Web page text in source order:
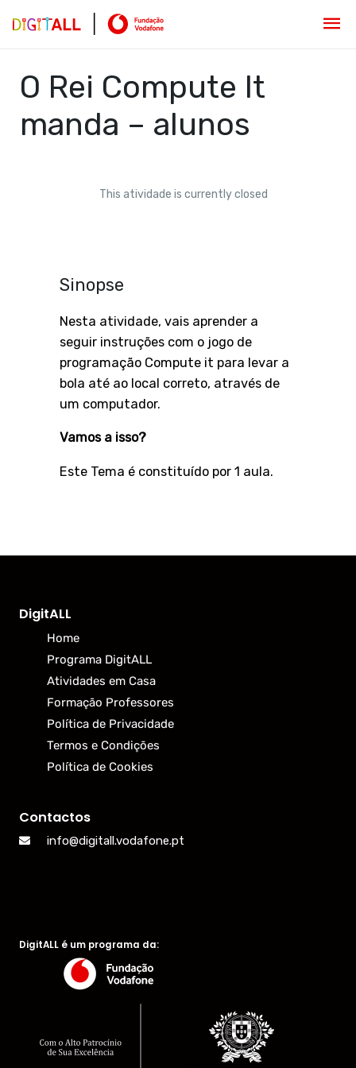
O Rei Compute It
manda – alunos
This atividade is currently closed
Sinopse
Nesta atividade, vais aprender a
seguir instruções com o jogo de
programação Compute it para levar a
bola até ao local correto, através de
um computador.
Vamos a isso?
Este Tema é constituído por 1 aula.
DigitALL
Home
Programa DigitALL
Atividades em Casa
Formação Professores
Política de Privacidade
Termos e Condições
Política de Cookies
Contactos
info@digitall.vodafone.pt
DigitALL é um programa da: